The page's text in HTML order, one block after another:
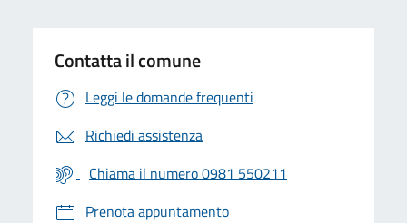
Contatta il comune
Leggi le domande frequenti
Richiedi assistenza
Chiama il numero 0981 550211
Prenota appuntamento